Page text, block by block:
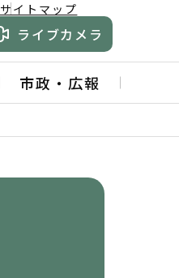
サイトマップ
ライブカメラ
市政・広報